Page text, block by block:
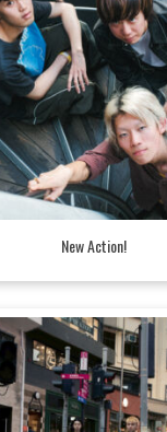
New Action!